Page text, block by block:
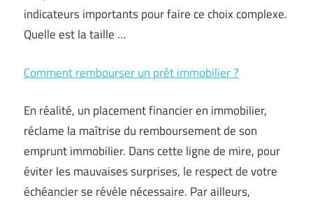
indicateurs importants pour faire ce choix complexe.
Quelle est la taille …
Comment rembourser un prêt immobilier ?
En réalité, un placement financier en immobilier,
réclame la maîtrise du remboursement de son
emprunt immobilier. Dans cette ligne de mire, pour
éviter les mauvaises surprises, le respect de votre
échéancier se révèle nécessaire. Par ailleurs,